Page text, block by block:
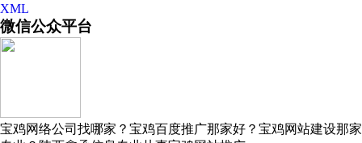
XML
微信公众平台
宝鸡网络公司找哪家？宝鸡百度推广那家好？宝鸡网站建设那家